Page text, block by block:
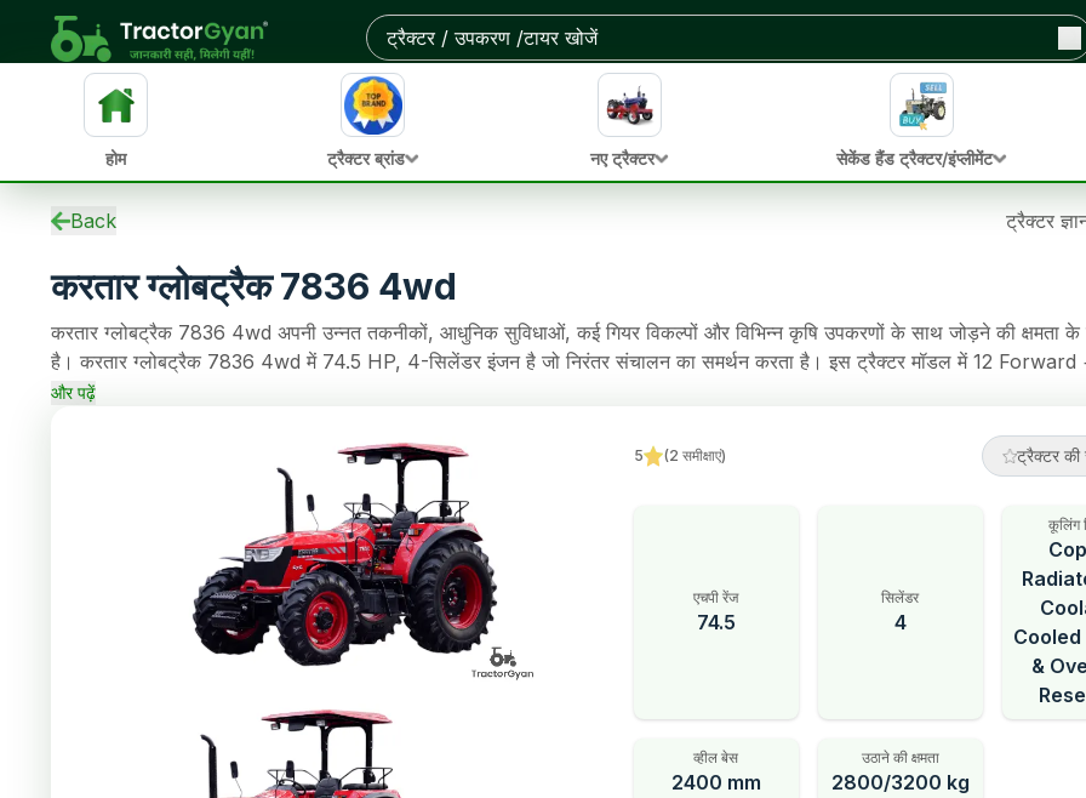
स्पेसिफिकेशन
पुराने ट्रैक्टर
समीक्षाएं
होम ट्रैक्टर ब्रांड नए ट्रैक्टर सेकेंड हैंड ट्रैक्टर/इंप्लीमेंट
Back ट्रैक्टर
करतार ग्लोबट्रैक 7836 4wd
करतार ग्लोबट्रैक 7836 4wd अपनी उन्नत तकनीकों, आधुनिक सुविधाओं, कई गियर विकल्पों और विभिन्न कृषि उपकरणों के साथ जोड़ने की क्षमता के
है। करतार ग्लोबट्रैक 7836 4wd में 74.5 HP, 4-सिलेंडर इंजन है जो निरंतर संचालन का समर्थन करता है। इस ट्रैक्टर मॉडल में 12 Forward
Reverse / 24 Forward + 24 Reverse गियर विकल्प है, जो खेती के कामों को आसान बनाता है। इस ट्रैक्टर में Adjustable steering
और पढ़ें
5 (2 समीक्षाएं) ट्रैक्टर की
एचपी रेंज
74.5
सिलेंडर
4
कूलिंग
Cooled
&
व्हील बेस
2400 mm
उठाने की क्षमता
2800/3200 kg
आस-पास के डीलरों से ऑन-रोड कीमत और बेहतरीन डील पाएं